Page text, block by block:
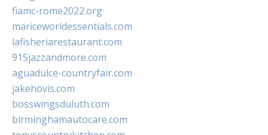
fiamc-rome2022.org
mariceworldessentials.com
lafisheriarestaurant.com
915jazzandmore.com
aguadulce-countryfair.com
jakehovis.com
bosswingsduluth.com
birminghamautocare.com